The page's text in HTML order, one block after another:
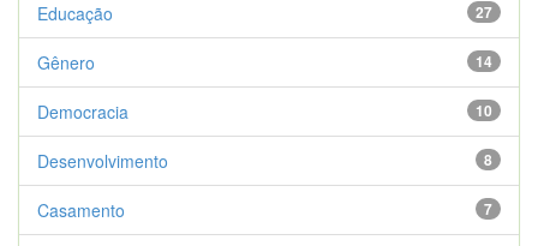
27
Educação
14
Gênero
10
Democracia
8
Desenvolvimento
7
Casamento